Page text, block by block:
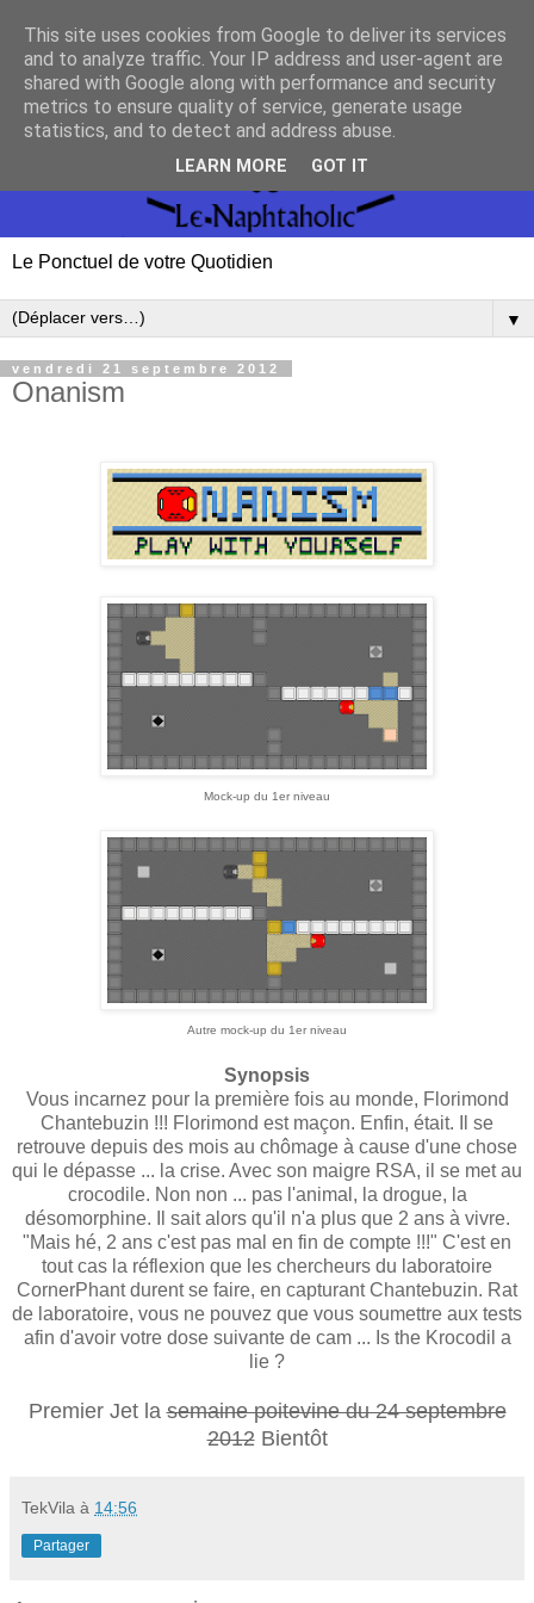
Le Ponctuel de votre Quotidien
▼
vendredi 21 septembre 2012
Onanism
Mock-up du 1er niveau
Autre mock-up du 1er niveau
Synopsis
Vous incarnez pour la première fois au monde, Florimond
Chantebuzin !!! Florimond est maçon. Enfin, était. Il se
retrouve depuis des mois au chômage à cause d'une chose
qui le dépasse ... la crise. Avec son maigre RSA, il se met au
crocodile. Non non ... pas l'animal, la drogue, la
désomorphine. Il sait alors qu'il n'a plus que 2 ans à vivre.
"Mais hé, 2 ans c'est pas mal en fin de compte !!!" C'est en
tout cas la réflexion que les chercheurs du laboratoire
CornerPhant durent se faire, en capturant Chantebuzin. Rat
de laboratoire, vous ne pouvez que vous soumettre aux tests
afin d'avoir votre dose suivante de cam ... Is the Krocodil a
lie ?
Premier Jet lasemaine poitevine du 24 septembre
2012Bientôt
TekVila à 14:56
Partager
This site uses cookies from Google to deliver its services
and to analyze traffic. Your IP address and user-agent are
shared with Google along with performance and security
metrics to ensure quality of service, generate usage
statistics, and to detect and address abuse.
LEARN MORE GOT IT